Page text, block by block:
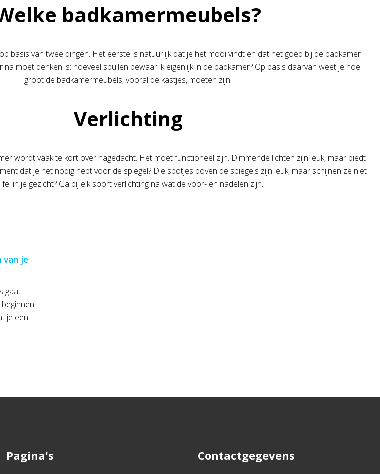
badkamermeubels?
basis van twee dingen. Het eerste is natuurlijk dat je het mooi vindt en dat het goed bij de badkamer
moet denken is: hoeveel spullen bewaar ik eigenlijk in de badkamer? Op basis daarvan weet je hoe
groot de badkamermeubels, vooral de kastjes, moeten zijn.
Verlichting
wordt vaak te kort over nagedacht. Het moet functioneel zijn. Dimmende lichten zijn leuk, maar biedt
dat je het nodig hebt voor de spiegel? Die spotjes boven de spiegels zijn leuk, maar schijnen ze niet
fel in je gezicht? Ga bij elk soort verlichting na wat de voor- en nadelen zijn.
van je
gaat
je een
Pagina's Contactgegevens